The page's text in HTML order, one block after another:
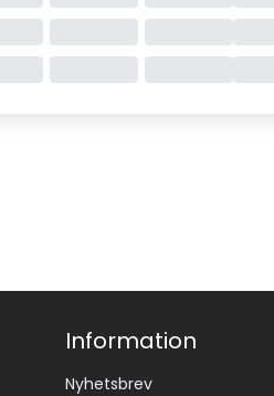
Information
Nyhetsbrev